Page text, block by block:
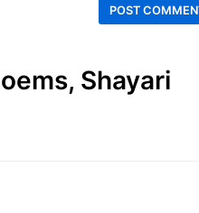
Shayari